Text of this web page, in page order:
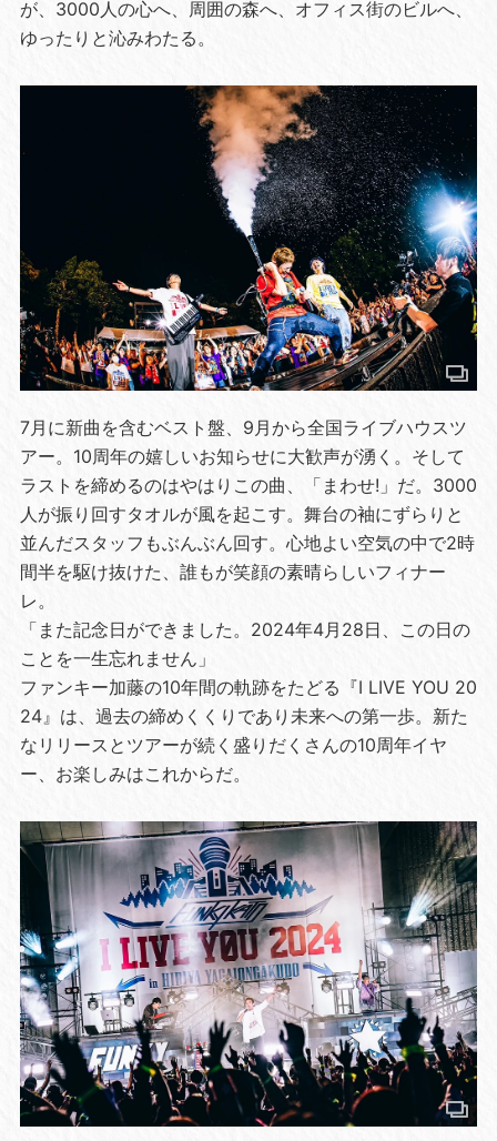
が、3000人の心へ、周囲の森へ、オフィス街のビルへ、
ゆったりと沁みわたる。
7月に新曲を含むベスト盤、9月から全国ライブハウスツ
アー。10周年の嬉しいお知らせに大歓声が湧く。そして
ラストを締めるのはやはりこの曲、「まわせ!」だ。3000
人が振り回すタオルが風を起こす。舞台の袖にずらりと
並んだスタッフもぶんぶん回す。心地よい空気の中で2時
間半を駆け抜けた、誰もが笑顔の素晴らしいフィナー
レ。
「また記念日ができました。2024年4月28日、この日の
ことを一生忘れません」
ファンキー加藤の10年間の軌跡をたどる『I LIVE YOU 20
24』は、過去の締めくくりであり未来への第一歩。新た
なリリースとツアーが続く盛りだくさんの10周年イヤ
ー、お楽しみはこれからだ。